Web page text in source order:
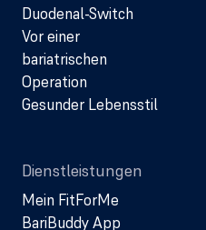
Duodenal-Switch
Vor einer
bariatrischen
Operation
Gesunder Lebensstil
Dienstleistungen
Mein FitForMe
BariBuddy App